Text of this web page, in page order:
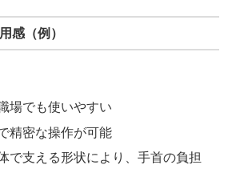
感（例）
場でも使いやすい
精密な操作が可能
で支える形状により、手首の負担